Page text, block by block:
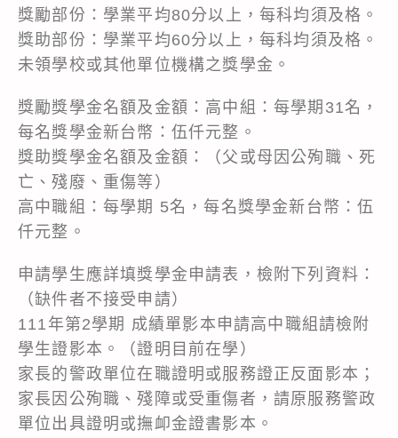
獎勵部份：學業平均80分以上，每科均須及格。
獎助部份：學業平均60分以上，每科均須及格。
未領學校或其他單位機構之獎學金。
獎勵獎學金名額及金額：高中組：每學期31名，
每名獎學金新台幣：伍仟元整。
獎助獎學金名額及金額：（父或母因公殉職、死
亡、殘廢、重傷等）
高中職組：每學期 5名，每名獎學金新台幣：伍
仟元整。
申請學生應詳填獎學金申請表，檢附下列資料：
（缺件者不接受申請）
111年第2學期 成績單影本申請高中職組請檢附
學生證影本。（證明目前在學）
家長的警政單位在職證明或服務證正反面影本；
家長因公殉職、殘障或受重傷者，請原服務警政
單位出具證明或撫卹金證書影本。